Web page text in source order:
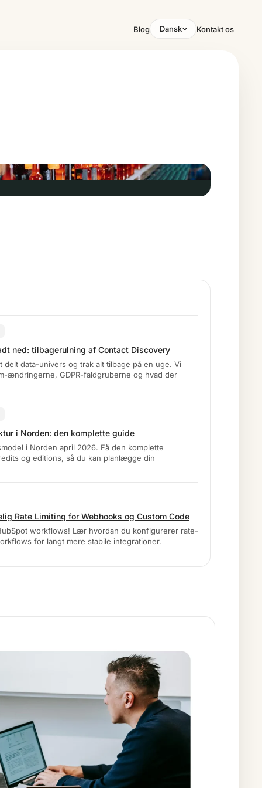
Blog Dansk Kontakt os
ned: tilbagerulning af Contact Discovery
delt data-univers og trak alt tilbage på en uge. Vi
ændringerne, GDPR-faldgruberne og hvad der
i Norden: den komplette guide
i Norden april 2026. Få den komplette
og editions, så du kan planlægge din
Rate Limiting for Webhooks og Custom Code
workflows! Lær hvordan du konfigurerer rate-
for langt mere stabile integrationer.